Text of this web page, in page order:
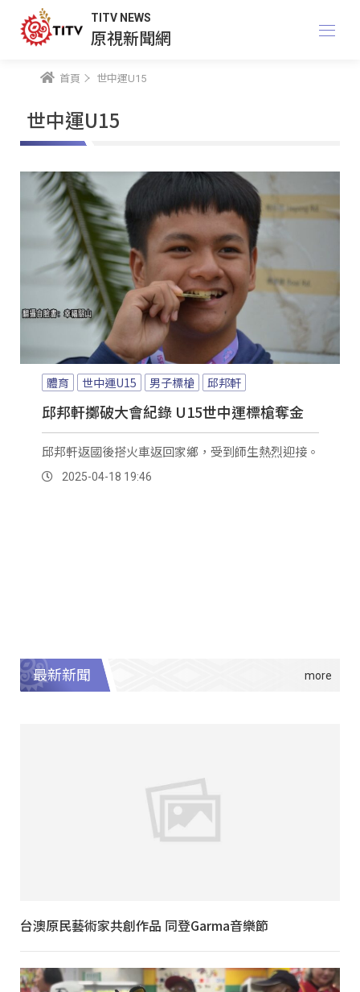
TITV NEWS
原視新聞網
首頁 世中運U15
世中運U15
體育 世中運U15 男子標槍 邱邦軒
邱邦軒擲破大會紀錄 U15世中運標槍奪金
邱邦軒返國後搭火車返回家鄉，受到師生熱烈迎接。
2025-04-18 19:46
最新新聞
台澳原民藝術家共創作品 同登Garma音樂節